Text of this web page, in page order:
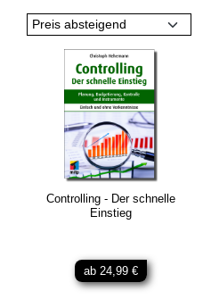
Preis absteigend
Controlling - Der schnelle
Einstieg
ab 24,99 €